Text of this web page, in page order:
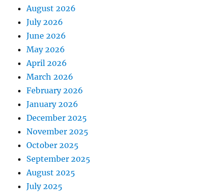
August 2026
July 2026
June 2026
May 2026
April 2026
March 2026
February 2026
January 2026
December 2025
November 2025
October 2025
September 2025
August 2025
July 2025